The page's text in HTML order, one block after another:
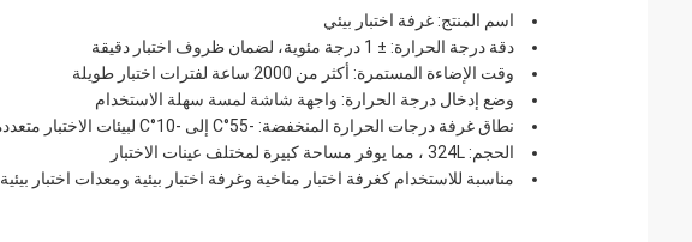
اسم المنتج: غرفة اختبار بيئي
دقة درجة الحرارة: ± 1 درجة مئوية، لضمان ظروف اختبار دقيقة
وقت الإضاءة المستمرة: أكثر من 2000 ساعة لفترات اختبار طويلة
وضع إدخال درجة الحرارة: واجهة شاشة لمسة سهلة الاستخدام
نطاق غرفة درجات الحرارة المنخفضة: -55°C إلى -10°C لبيئات الاختبار متعددة الاستخدامات
الحجم: 324L ، مما يوفر مساحة كبيرة لمختلف عينات الاختبار
مناسبة للاستخدام كغرفة اختبار مناخية وغرفة اختبار بيئية ومعدات اختبار بيئية